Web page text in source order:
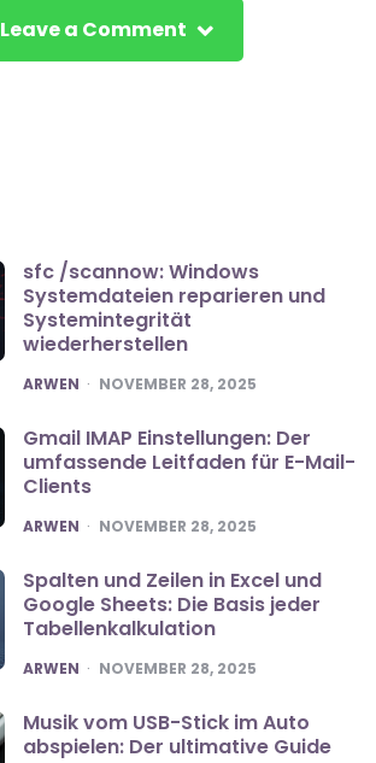
Leave a Comment
sfc /scannow: Windows
Systemdateien reparieren und
Systemintegrität
wiederherstellen
POSTED
ARWEN NOVEMBER 28, 2025
Gmail IMAP Einstellungen: Der
umfassende Leitfaden für E-Mail-
Clients
POSTED
ARWEN NOVEMBER 28, 2025
Spalten und Zeilen in Excel und
Google Sheets: Die Basis jeder
Tabellenkalkulation
POSTED
ARWEN NOVEMBER 28, 2025
Musik vom USB-Stick im Auto
abspielen: Der ultimative Guide